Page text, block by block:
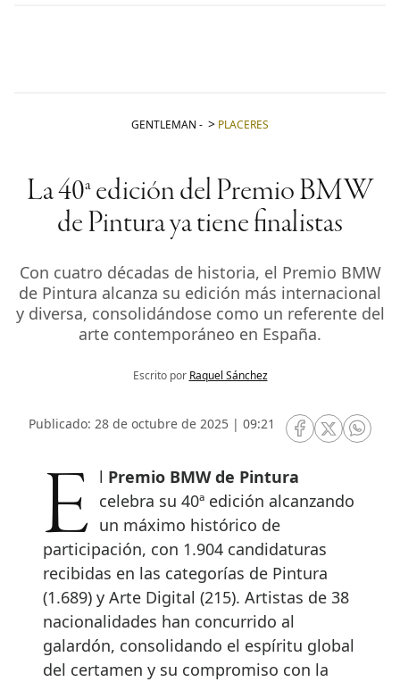
GENTLEMAN - PLACERES
La 40ª edición del Premio BMW
de Pintura ya tiene finalistas
Con cuatro décadas de historia, el Premio BMW
de Pintura alcanza su edición más internacional
y diversa, consolidándose como un referente del
arte contemporáneo en España.
Escrito por Raquel Sánchez
Publicado: 28 de octubre de 2025 | 09:21
RRSS Facebook
RRSSRRSS
El Premio BMW de Pintura
celebra su 40ª edición alcanzando
un máximo histórico de
participación, con 1.904 candidaturas
recibidas en las categorías de Pintura
(1.689) y Arte Digital (215). Artistas de 38
nacionalidades han concurrido al
galardón, consolidando el espíritu global
del certamen y su compromiso con la